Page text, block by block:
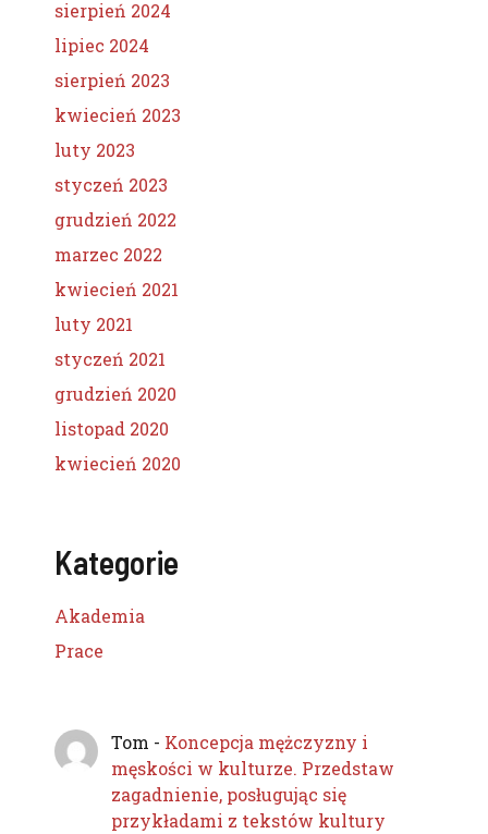
sierpień 2024
lipiec 2024
sierpień 2023
kwiecień 2023
luty 2023
styczeń 2023
grudzień 2022
marzec 2022
kwiecień 2021
luty 2021
styczeń 2021
grudzień 2020
listopad 2020
kwiecień 2020
Kategorie
Akademia
Prace
Tom - Koncepcja mężczyzny i
męskości w kulturze. Przedstaw
zagadnienie, posługując się
przykładami z tekstów kultury